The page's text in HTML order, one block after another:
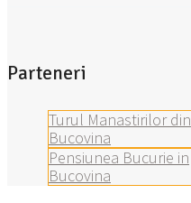
Parteneri
Turul Manastirilor din
Bucovina
Pensiunea Bucurie in
Bucovina